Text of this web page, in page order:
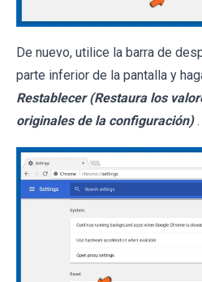
De nuevo, utilice la barra de
parte inferior de la pantalla y
Restablecer (Restaura los
originales de la configuración) .